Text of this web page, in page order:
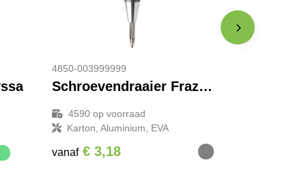
4850-003999999
Schroevendraaier Frazer | Aluminium | Met lampje
4590 op voorraad
Karton, Aluminium, EVA
vanaf € 3,18